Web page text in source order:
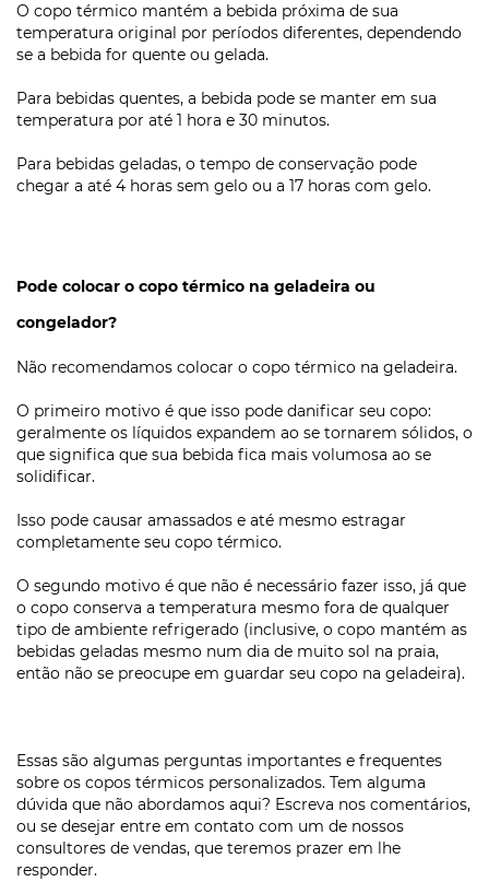
O copo térmico mantém a bebida próxima de sua
temperatura original por períodos diferentes, dependendo
se a bebida for quente ou gelada.
Para bebidas quentes, a bebida pode se manter em sua
temperatura por até 1 hora e 30 minutos.
Para bebidas geladas, o tempo de conservação pode
chegar a até 4 horas sem gelo ou a 17 horas com gelo.
Pode colocar o copo térmico na geladeira ou
congelador?
Não recomendamos colocar o copo térmico na geladeira.
O primeiro motivo é que isso pode danificar seu copo:
geralmente os líquidos expandem ao se tornarem sólidos, o
que significa que sua bebida fica mais volumosa ao se
solidificar.
Isso pode causar amassados e até mesmo estragar
completamente seu copo térmico.
O segundo motivo é que não é necessário fazer isso, já que
o copo conserva a temperatura mesmo fora de qualquer
tipo de ambiente refrigerado (inclusive, o copo mantém as
bebidas geladas mesmo num dia de muito sol na praia,
então não se preocupe em guardar seu copo na geladeira).
Essas são algumas perguntas importantes e frequentes
sobre os copos térmicos personalizados. Tem alguma
dúvida que não abordamos aqui? Escreva nos comentários,
ou se desejar entre em contato com um de nossos
consultores de vendas, que teremos prazer em lhe
responder.